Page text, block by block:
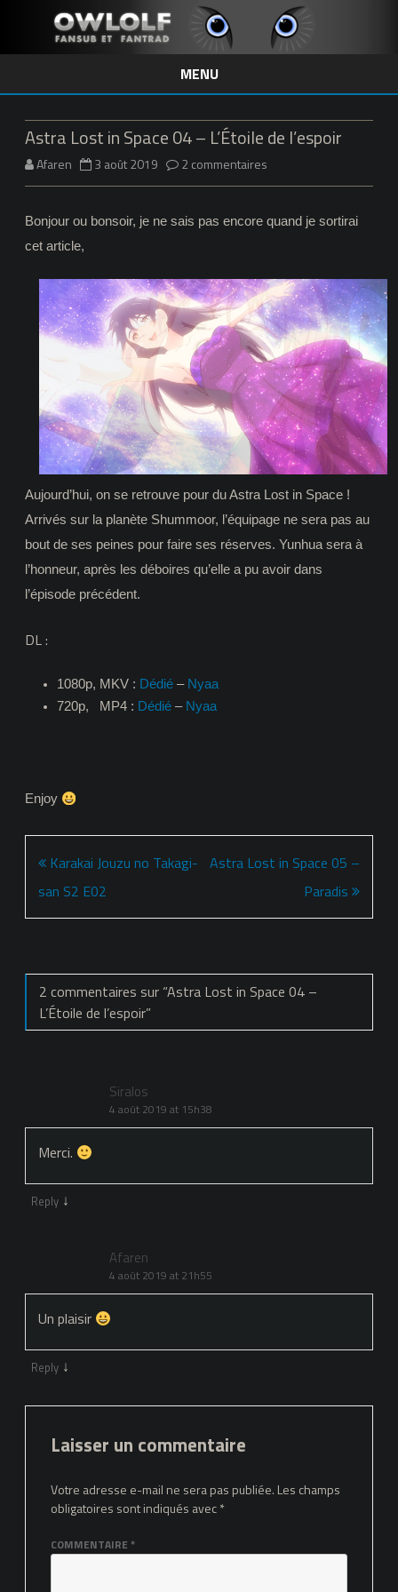
MENU
Skip
to
content
Astra Lost in Space 04 – L’Étoile de l’espoir
Afaren 3 août 2019 2 commentaires
Lost
Space
04
–
L’Étoile
de
l’espoir
Bonjour ou bonsoir, je ne sais pas encore quand je sortirai
cet article,
Aujourd’hui, on se retrouve pour du Astra Lost in Space !
Arrivés sur la planète Shummoor, l’équipage ne sera pas au
bout de ses peines pour faire ses réserves. Yunhua sera à
l’honneur, après les déboires qu’elle a pu avoir dans
l’épisode précédent.
DL :
1080p, MKV : Dédié – Nyaa
720p, MP4 : Dédié – Nyaa
Enjoy
Navigation
de
l’article
Karakai Jouzu no Takagi-
san S2 E02
Astra Lost in Space 05 –
Paradis
2 commentaires sur “Astra Lost in Space 04 –
L’Étoile de l’espoir”
Siralos
4 août 2019 at 15h38
Merci.
Reply ↓
Afaren
4 août 2019 at 21h55
Un plaisir
Reply ↓
Laisser un commentaire
Votre adresse e-mail ne sera pas publiée. Les champs
obligatoires sont indiqués avec*
COMMENTAIRE *